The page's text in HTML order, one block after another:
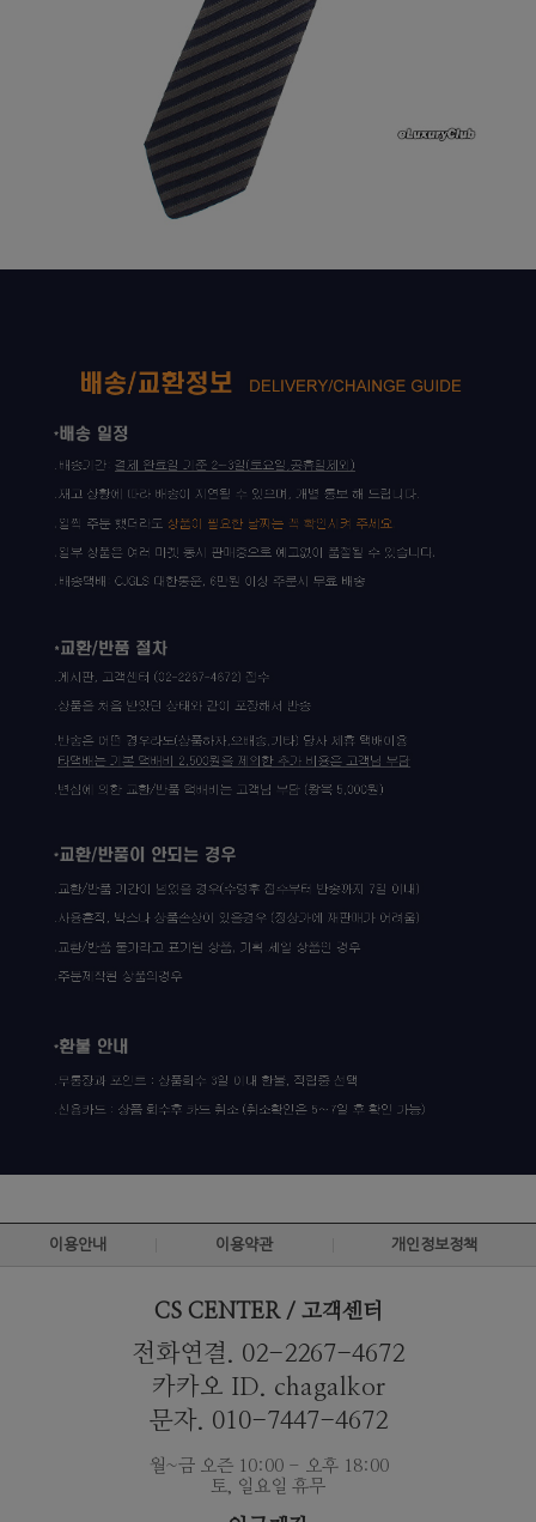
이용안내 이용약관 개인정보정책
CS CENTER / 고객센터
전화연결. 02-2267-4672
카카오 ID. chagalkor
문자. 010-7447-4672
월~금 오즌 10:00 - 오후 18:00
토, 일요일 휴무